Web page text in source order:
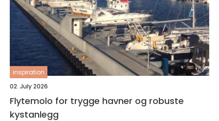
inspiration
02. July 2026
Flytemolo for trygge havner og robuste
kystanlegg